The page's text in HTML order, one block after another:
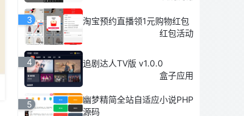
3
淘宝预约直播领1元购物红包
红包活动
4
追剧达人TV版 v1.0.0
盒子应用
5
幽梦精简全站自适应小说PHP
源码